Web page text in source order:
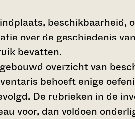
beschikbaarheid,
over de geschiedenis
bevatten.
overzicht van
behoeft enige
De rubrieken in de
voor, dan voldoen